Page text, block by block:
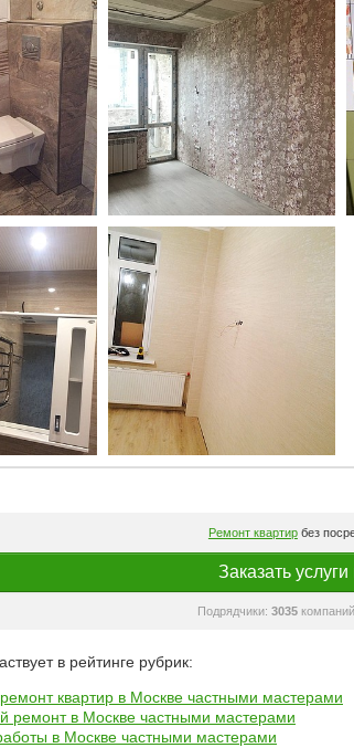
Ремонт квартирбез
Заказать
Подрядчики:3035
в рейтинге рубрик:
квартир в Москве частными мастерами
ремонт в Москве частными мастерами
в Москве частными мастерами